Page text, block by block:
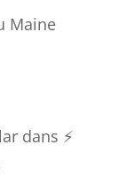
Maine
dans ⚡️